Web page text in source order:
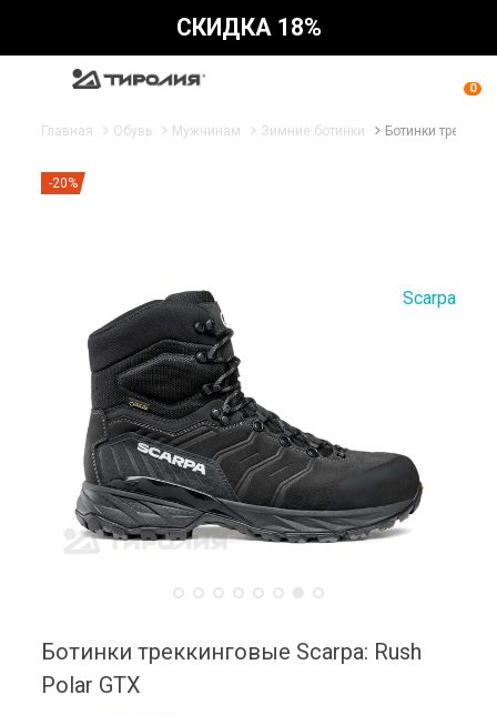
СКИДКА 18%
0
Главная Обувь Мужчинам Зимние ботинки Ботинки
-20%
Scarpa
Ботинки треккинговые Scarpa: Rush
Polar GTX